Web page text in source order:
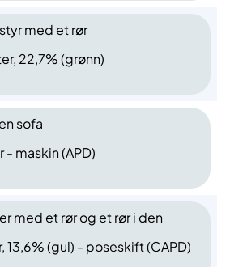
22,7% (grønn)
- maskin (APD)
13,6% (gul) - poseskift (CAPD)